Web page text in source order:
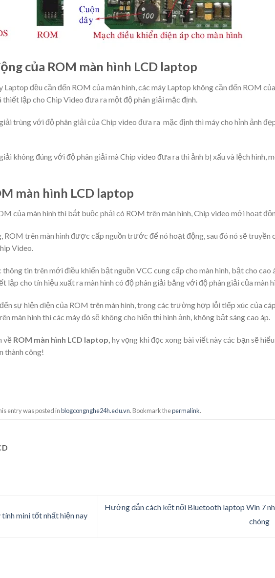
của ROM màn hình LCD laptop
Laptop đều cần đến ROM của màn hình, các máy Laptop không cần đến ROM của
thiết lập cho Chip Video đưa ra một độ phân giải mặc định.
trùng với độ phân giải của Chip video đưa ra mặc định thì máy cho hỉnh ảnh
không đúng với độ phân giải mà Chip video đưa ra thì ảnh bị xấu và lệch hình,
màn hình LCD laptop
của màn hình thì bắt buộc phải có ROM trên màn hình, Chip video mới hoạt
ROM trên màn hình được cấp nguồn trước để nó hoạt động, sau đó nó sẽ truyền
Video.
tin trên mới điều khiển bật nguồn VCC cung cấp cho màn hình, bật cho cao
lập cho tín hiệu xuất ra màn hình có độ phân giải bằng với độ phân giải của màn
sự hiện diện của ROM trên màn hình, trong các trường hợp lỗi tiếp xúc của
màn hình thì các máy đó sẽ không cho hiển thị hình ảnh, không bật sáng cao áp.
về ROM màn hình LCD laptop, hy vọng khi đọc xong bài viết này các bạn sẽ hiểu
thành công!
entry was posted inblogcongnghe24h.edu.vn. Bookmark thepermalink.
mini tốt nhất hiện nay
Hướng dẫn cách kết nối Bluetooth laptop Win 7
chóng